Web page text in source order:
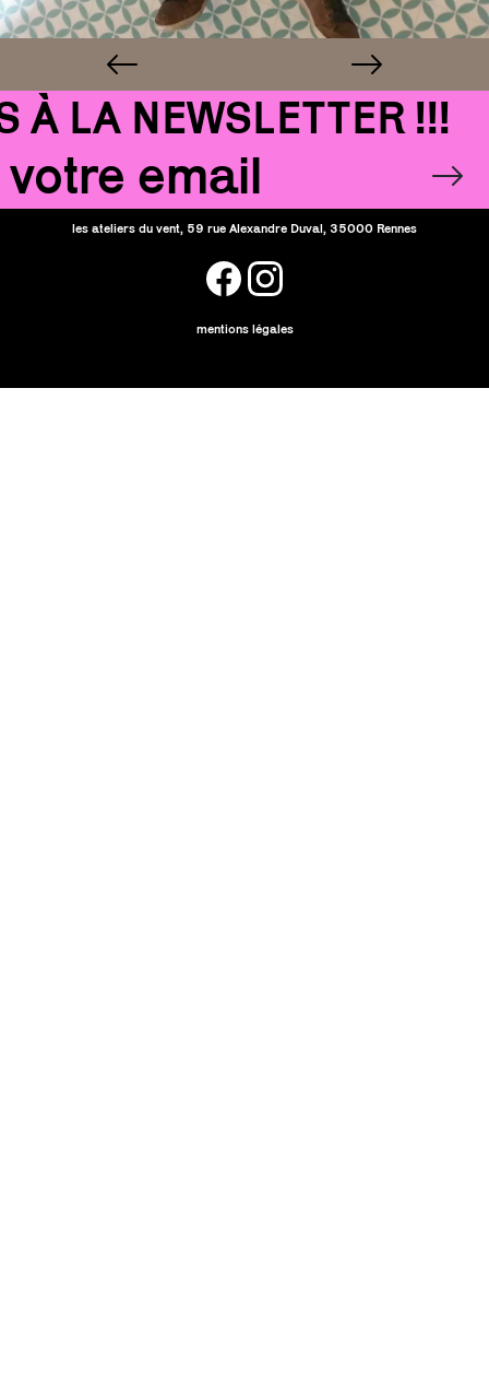
LA NEWSLETTER !!!
Email
les ateliers du vent, 59 rue Alexandre Duval, 35000 Rennes
facebookinstagram
mentions légales